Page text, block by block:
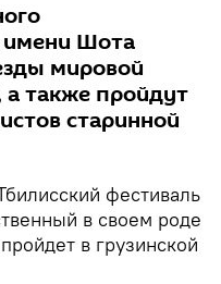
имени Шота
мировой
также пройдут
старинной
фестиваль
в своем роде
в грузинской